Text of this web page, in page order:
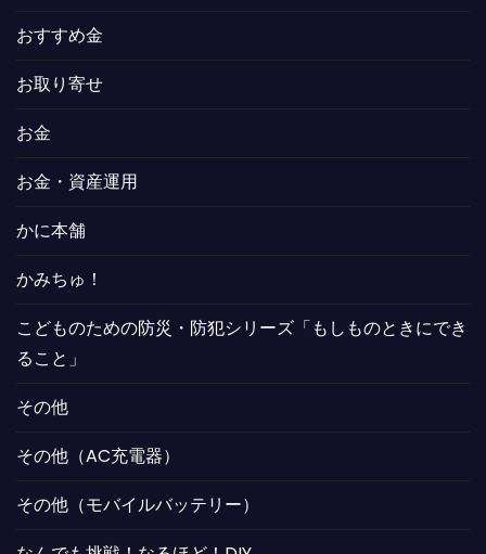
おすすめ金
お取り寄せ
お金
お金・資産運用
かに本舗
かみちゅ！
こどものための防災・防犯シリーズ「もしものときにでき
ること」
その他
その他（AC充電器）
その他（モバイルバッテリー）